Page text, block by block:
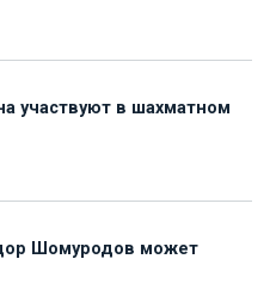
участвуют в шахматном
Шомуродов может